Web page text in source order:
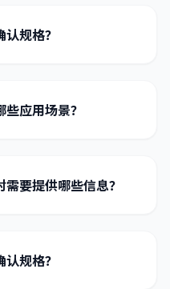
规格？
应用场景？
要提供哪些信息？
规格？